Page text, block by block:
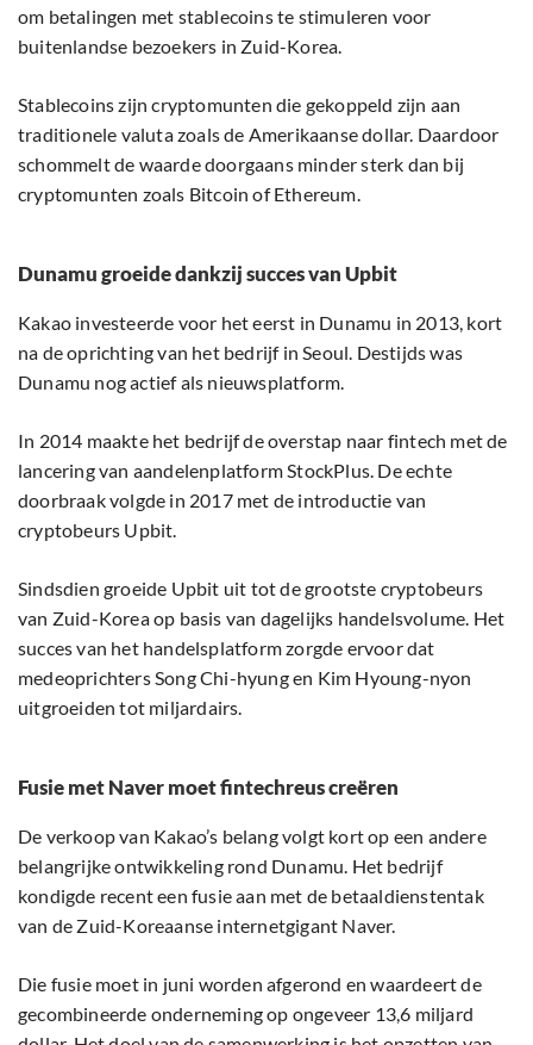
om betalingen met stablecoins te stimuleren voor
buitenlandse bezoekers in Zuid-Korea.
Stablecoins zijn cryptomunten die gekoppeld zijn aan
traditionele valuta zoals de Amerikaanse dollar. Daardoor
schommelt de waarde doorgaans minder sterk dan bij
cryptomunten zoals Bitcoin of Ethereum.
Dunamu groeide dankzij succes van Upbit
Kakao investeerde voor het eerst in Dunamu in 2013, kort
na de oprichting van het bedrijf in Seoul. Destijds was
Dunamu nog actief als nieuwsplatform.
In 2014 maakte het bedrijf de overstap naar fintech met de
lancering van aandelenplatform StockPlus. De echte
doorbraak volgde in 2017 met de introductie van
cryptobeurs Upbit.
Sindsdien groeide Upbit uit tot de grootste cryptobeurs
van Zuid-Korea op basis van dagelijks handelsvolume. Het
succes van het handelsplatform zorgde ervoor dat
medeoprichters Song Chi-hyung en Kim Hyoung-nyon
uitgroeiden tot miljardairs.
Fusie met Naver moet fintechreus creëren
De verkoop van Kakao’s belang volgt kort op een andere
belangrijke ontwikkeling rond Dunamu. Het bedrijf
kondigde recent een fusie aan met de betaaldienstentak
van de Zuid-Koreaanse internetgigant Naver.
Die fusie moet in juni worden afgerond en waardeert de
gecombineerde onderneming op ongeveer 13,6 miljard